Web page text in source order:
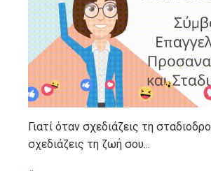
Γιατί όταν σχεδιάζεις τη
σχεδιάζεις τη ζωή σου...